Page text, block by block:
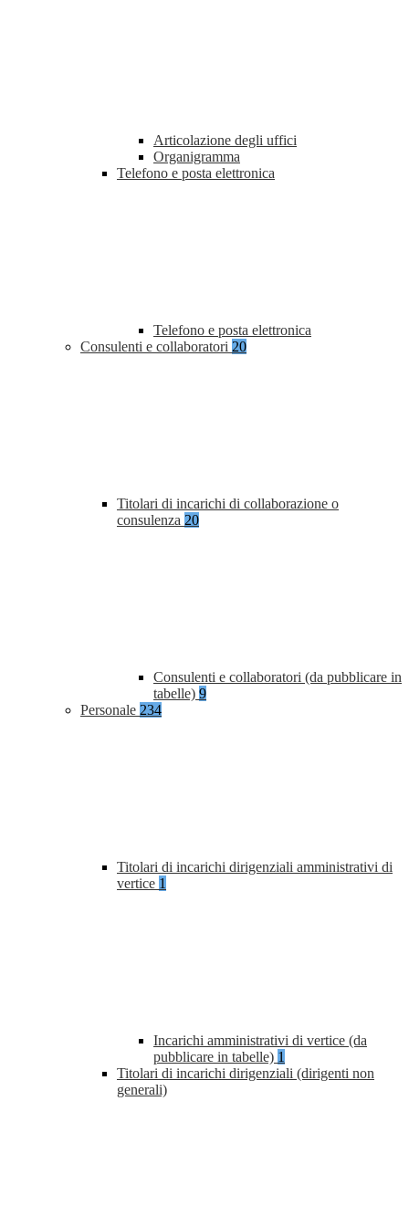
Articolazione degli uffici
Organigramma
Telefono e posta elettronica
Telefono e posta elettronica
Consulenti e collaboratori 20
Titolari di incarichi di collaborazione o
consulenza 20
Consulenti e collaboratori (da pubblicare in
tabelle) 9
Personale 234
Titolari di incarichi dirigenziali amministrativi di
vertice 1
Incarichi amministrativi di vertice (da
pubblicare in tabelle) 1
Titolari di incarichi dirigenziali (dirigenti non
generali)